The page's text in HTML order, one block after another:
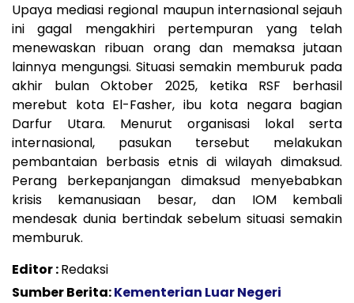
Upaya mediasi regional maupun internasional sejauh
ini gagal mengakhiri pertempuran yang telah
menewaskan ribuan orang dan memaksa jutaan
lainnya mengungsi. Situasi semakin memburuk pada
akhir bulan Oktober 2025, ketika RSF berhasil
merebut kota El-Fasher, ibu kota negara bagian
Darfur Utara. Menurut organisasi lokal serta
internasional, pasukan tersebut melakukan
pembantaian berbasis etnis di wilayah dimaksud.
Perang berkepanjangan dimaksud menyebabkan
krisis kemanusiaan besar, dan IOM kembali
mendesak dunia bertindak sebelum situasi semakin
memburuk.
Editor :Redaksi
Sumber Berita:Kementerian Luar Negeri